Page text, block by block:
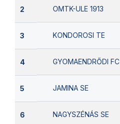
2 OMTK-ULE 1913
3 KONDOROSI TE
4 GYOMAENDRŐDI FC
5 JAMINA SE
6 NAGYSZÉNÁS SE